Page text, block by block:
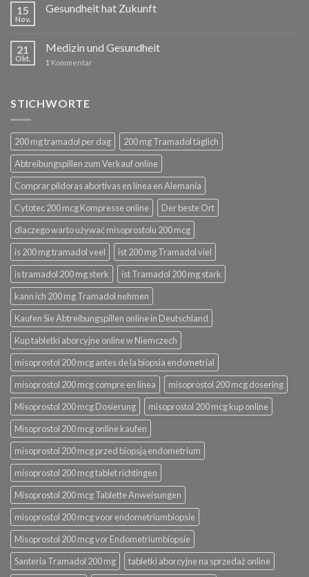
15
Nov.
Gesundheit hat Zukunft
21
Okt.
Medizin und Gesundheit
1 Kommentar
STICHWORTE
200 mg tramadol per dag
200 mg Tramadol täglich
Abtreibungspillen zum Verkauf online
Comprar píldoras abortivas en línea en Alemania
Cytotec 200 mcg Kompresse online
Der beste Ort
dlaczego warto używać misoprostolu 200 mcg
is 200 mg tramadol veel
ist 200 mg Tramadol viel
is tramadol 200 mg sterk
ist Tramadol 200 mg stark
kann ich 200 mg Tramadol nehmen
Kaufen Sie Abtreibungspillen online in Deutschland
Kup tabletki aborcyjne online w Niemczech
misoprostol 200 mcg antes de la biopsia endometrial
misoprostol 200 mcg compre en línea
misoprostol 200 mcg dosering
Misoprostol 200 mcg Dosierung
misoprostol 200 mcg kup online
Misoprostol 200 mcg online kaufen
misoprostol 200 mcg przed biopsją endometrium
misoprostol 200 mcg tablet richtingen
Misoprostol 200 mcg Tablette Anweisungen
misoprostol 200 mcg voor endometriumbiopsie
Misoprostol 200 mcg vor Endometriumbiopsie
Santeria Tramadol 200 mg
tabletki aborcyjne na sprzedaż online